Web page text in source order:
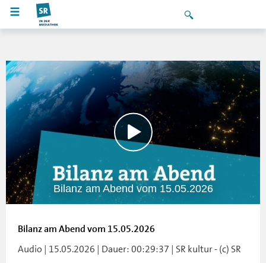
Bilanz am Abend vom 15.05.2026
Bilanz am Abend vom 15.05.2026
Audio | 15.05.2026 | Dauer: 00:29:37 | SR kultur - (c) SR